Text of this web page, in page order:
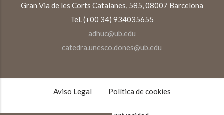
Gran Via de les Corts Catalanes, 585, 08007 Barcelona
Tel. (+00 34) 934035655
adhuc@ub.edu
catedra.unesco.dones@ub.edu
TEXTOS
Aviso Legal Política de cookies